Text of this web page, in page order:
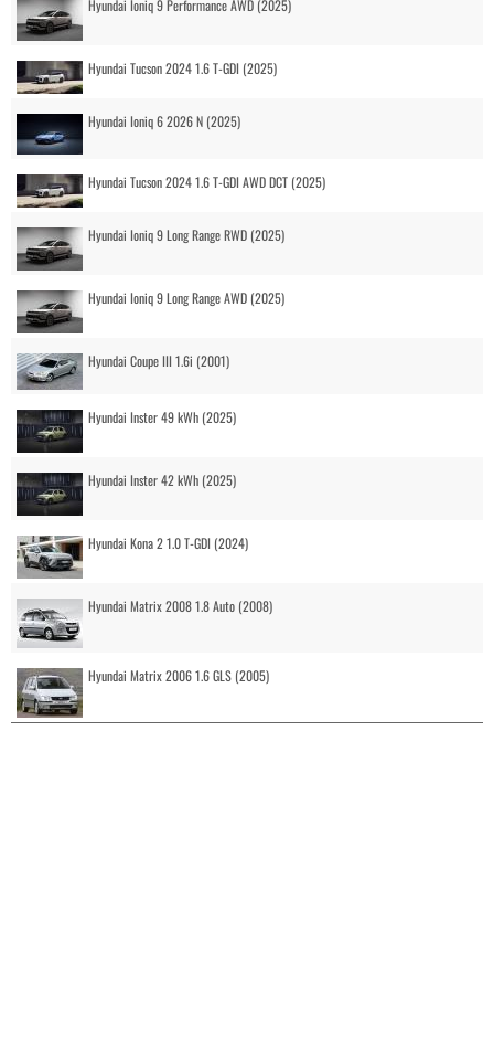
Hyundai Ioniq 9 Performance AWD (2025)
Hyundai Tucson 2024 1.6 T-GDI (2025)
Hyundai Ioniq 6 2026 N (2025)
Hyundai Tucson 2024 1.6 T-GDI AWD DCT (2025)
Hyundai Ioniq 9 Long Range RWD (2025)
Hyundai Ioniq 9 Long Range AWD (2025)
Hyundai Coupe III 1.6i (2001)
Hyundai Inster 49 kWh (2025)
Hyundai Inster 42 kWh (2025)
Hyundai Kona 2 1.0 T-GDI (2024)
Hyundai Matrix 2008 1.8 Auto (2008)
Hyundai Matrix 2006 1.6 GLS (2005)